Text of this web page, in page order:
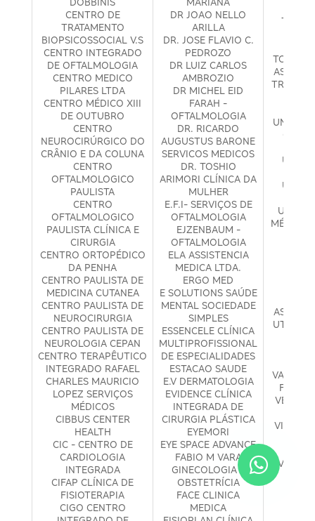
CENTRO DE
TRATAMENTO
BIOPSICOSSOCIAL V.S
CENTRO INTEGRADO
DE OFTALMOLOGIA
CENTRO MEDICO
PILARES LTDA
CENTRO MÉDICO XIII
DE OUTUBRO
CENTRO
NEUROCIRÚRGICO DO
CRÂNIO E DA COLUNA
CENTRO
OFTALMOLOGICO
PAULISTA
CENTRO
OFTALMOLOGICO
PAULISTA CLÍNICA E
CIRURGIA
CENTRO ORTOPÉDICO
DA PENHA
CENTRO PAULISTA DE
MEDICINA CUTANEA
CENTRO PAULISTA DE
NEUROCIRURGIA
CENTRO PAULISTA DE
NEUROLOGIA CEPAN
CENTRO TERAPÊUTICO
INTEGRADO RAFAEL
CHARLES MAURICIO
LOPEZ SERVIÇOS
MÉDICOS
CIBBUS CENTER
HEALTH
CIC - CENTRO DE
CARDIOLOGIA
INTEGRADA
CIFAP CLÍNICA DE
FISIOTERAPIA
CIGO CENTRO
DR JOAO NELLO
ARILLA
DR. JOSE FLAVIO C.
PEDROZO
DR LUIZ CARLOS
AMBROZIO
DR MICHEL EID
FARAH -
OFTALMOLOGIA
DR. RICARDO
AUGUSTUS BARONE
SERVICOS MEDICOS
DR. TOSHIO
ARIMORI CLÍNICA DA
MULHER
E.F.I- SERVIÇOS DE
OFTALMOLOGIA
EJZENBAUM -
OFTALMOLOGIA
ELA ASSISTENCIA
MEDICA LTDA.
ERGO MED
E SOLUTIONS SAÚDE
MENTAL SOCIEDADE
SIMPLES
ESSENCELE CLÍNICA
MULTIPROFISSIONAL
DE ESPECIALIDADES
ESTACAO SAUDE
E.V DERMATOLOGIA
EVIDENCE CLÍNICA
INTEGRADA DE
CIRURGIA PLÁSTICA
EYEMORI
EYE SPACE ADVANCE
FABIO M VARA
GINECOLOGIA E
OBSTETRÍCIA
FACE CLINICA
MEDICA
TORRES
TRAF
MÉDICA
UTICLIN
VIDA
VIDA